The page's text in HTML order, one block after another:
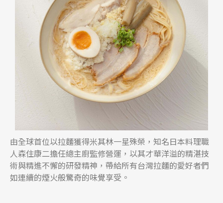
由全球首位以拉麵獲得米其林一星殊榮，知名日本料理職
人森住康二擔任總主廚監修營運，以其才華洋溢的精湛技
術與精進不懈的研發精神，帶給所有台灣拉麵的愛好者們
如連續的煙火般驚奇的味覺享受。